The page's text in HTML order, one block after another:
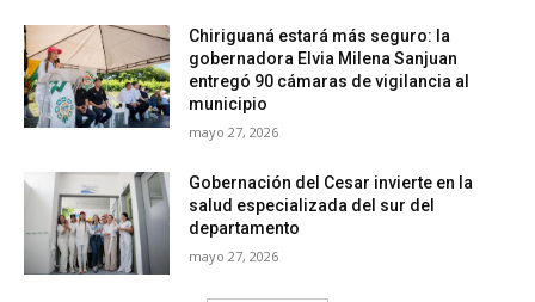
Chiriguaná estará más seguro: la
gobernadora Elvia Milena Sanjuan
entregó 90 cámaras de vigilancia al
municipio
mayo 27, 2026
Gobernación del Cesar invierte en la
salud especializada del sur del
departamento
mayo 27, 2026